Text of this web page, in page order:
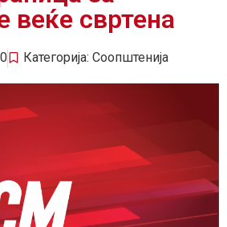
веќе свртена
Категорија: Соопштенија